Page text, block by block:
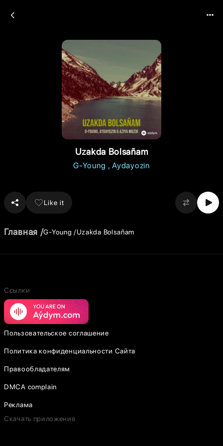
Uzakda Bolsañam
G-Young Aydayozin
Like it
Главная G-Young Uzakda Bolsañam
Ссылки
Пользовательское соглашение
Политика конфиденциальности Сайта
Правообладателям
DMCA complain
Реклама
Скачать приложение